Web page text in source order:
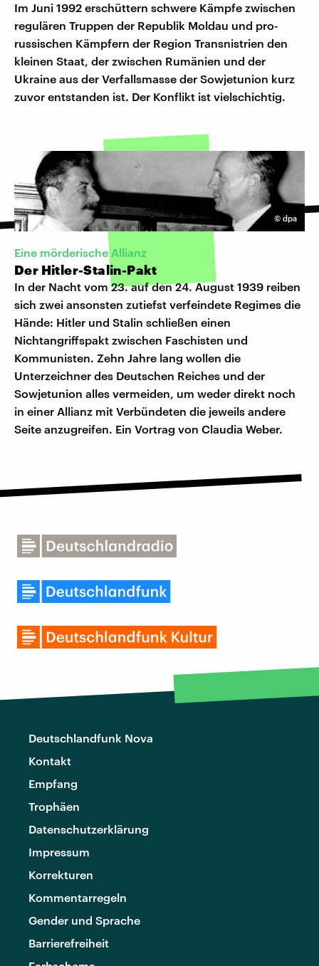
Im Juni 1992 erschüttern schwere Kämpfe zwischen
regulären Truppen der Republik Moldau und pro-
russischen Kämpfern der Region Transnistrien den
kleinen Staat, der zwischen Rumänien und der
Ukraine aus der Verfallsmasse der Sowjetunion kurz
zuvor entstanden ist. Der Konflikt ist vielschichtig.
© dpa
Eine mörderische Allianz
Der Hitler-Stalin-Pakt
In der Nacht vom 23. auf den 24. August 1939 reiben
sich zwei ansonsten zutiefst verfeindete Regimes die
Hände: Hitler und Stalin schließen einen
Nichtangriffspakt zwischen Faschisten und
Kommunisten. Zehn Jahre lang wollen die
Unterzeichner des Deutschen Reiches und der
Sowjetunion alles vermeiden, um weder direkt noch
in einer Allianz mit Verbündeten die jeweils andere
Seite anzugreifen. Ein Vortrag von Claudia Weber.
Deutschlandfunk Nova
Kontakt
Empfang
Trophäen
Datenschutzerklärung
Impressum
Korrekturen
Kommentarregeln
Gender und Sprache
Barrierefreiheit